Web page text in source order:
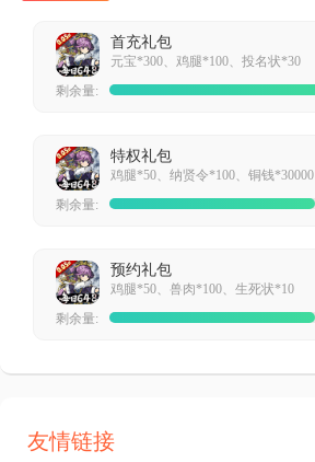
首充礼包
元宝*300、鸡腿*100、投名状*30
剩余量:
特权礼包
鸡腿*50、纳贤令*100、铜钱*30000
剩余量:
预约礼包
鸡腿*50、兽肉*100、生死状*10
剩余量:
友情链接